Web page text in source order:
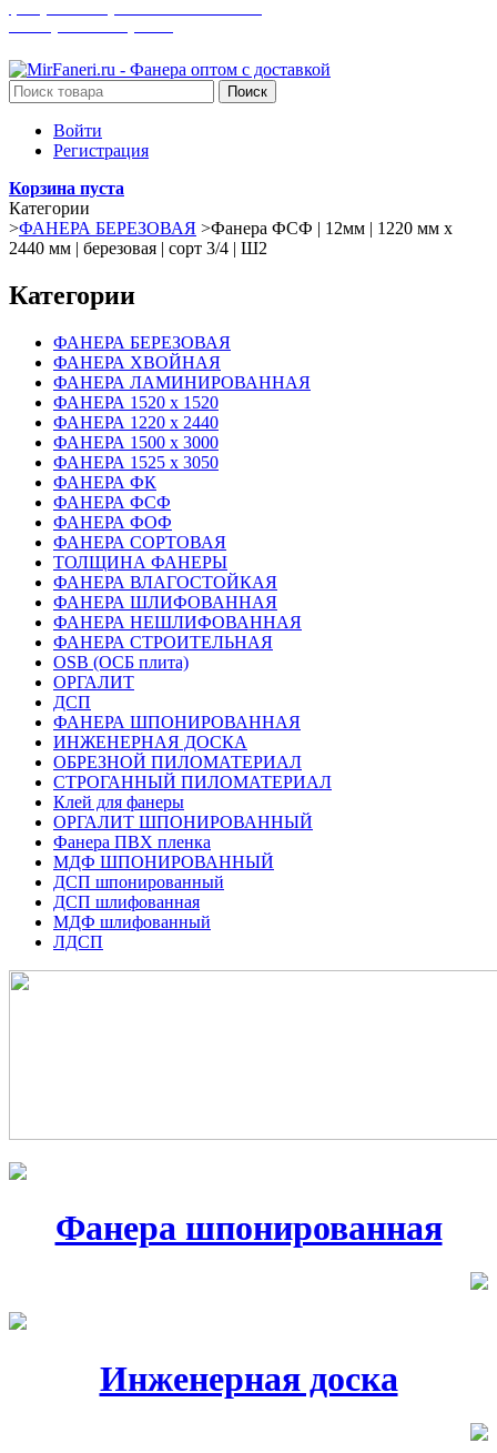
Поиск
Войти
Регистрация
Корзина пуста
Категории
>ФАНЕРА БЕРЕЗОВАЯ >Фанера ФСФ | 12мм | 1220 мм х
2440 мм | березовая | сорт 3/4 | Ш2
Категории
ФАНЕРА БЕРЕЗОВАЯ
ФАНЕРА ХВОЙНАЯ
ФАНЕРА ЛАМИНИРОВАННАЯ
ФАНЕРА 1520 х 1520
ФАНЕРА 1220 х 2440
ФАНЕРА 1500 х 3000
ФАНЕРА 1525 х 3050
ФАНЕРА ФК
ФАНЕРА ФСФ
ФАНЕРА ФОФ
ФАНЕРА СОРТОВАЯ
ТОЛЩИНА ФАНЕРЫ
ФАНЕРА ВЛАГОСТОЙКАЯ
ФАНЕРА ШЛИФОВАННАЯ
ФАНЕРА НЕШЛИФОВАННАЯ
ФАНЕРА СТРОИТЕЛЬНАЯ
OSB (ОСБ плита)
ОРГАЛИТ
ДСП
ФАНЕРА ШПОНИРОВАННАЯ
ИНЖЕНЕРНАЯ ДОСКА
ОБРЕЗНОЙ ПИЛОМАТЕРИАЛ
СТРОГАННЫЙ ПИЛОМАТЕРИАЛ
Клей для фанеры
ОРГАЛИТ ШПОНИРОВАННЫЙ
Фанера ПВХ пленка
МДФ ШПОНИРОВАННЫЙ
ДСП шпонированный
ДСП шлифованная
МДФ шлифованный
ЛДСП
Фанера шпонированная
Инженерная доска